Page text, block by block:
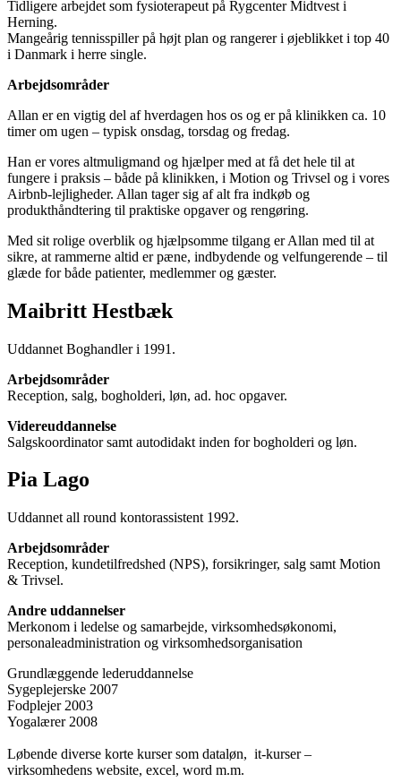
Tidligere arbejdet som fysioterapeut på Rygcenter Midtvest i
Herning.
Mangeårig tennisspiller på højt plan og rangerer i øjeblikket i top 40
i Danmark i herre single.
Arbejdsområder
Allan er en vigtig del af hverdagen hos os og er på klinikken ca. 10
timer om ugen – typisk onsdag, torsdag og fredag.
Han er vores altmuligmand og hjælper med at få det hele til at
fungere i praksis – både på klinikken, i Motion og Trivsel og i vores
Airbnb-lejligheder. Allan tager sig af alt fra indkøb og
produkthåndtering til praktiske opgaver og rengøring.
Med sit rolige overblik og hjælpsomme tilgang er Allan med til at
sikre, at rammerne altid er pæne, indbydende og velfungerende – til
glæde for både patienter, medlemmer og gæster.
Maibritt Hestbæk
Uddannet Boghandler i 1991.
Arbejdsområder
Reception, salg, bogholderi, løn, ad. hoc opgaver.
Videreuddannelse
Salgskoordinator samt autodidakt inden for bogholderi og løn.
Pia Lago
Uddannet all round kontorassistent 1992.
Arbejdsområder
Reception, kundetilfredshed (NPS), forsikringer, salg samt Motion
& Trivsel.
Andre uddannelser
Merkonom i ledelse og samarbejde, virksomhedsøkonomi,
personaleadministration og virksomhedsorganisation
Grundlæggende lederuddannelse
Sygeplejerske 2007
Fodplejer 2003
Yogalærer 2008
Løbende diverse korte kurser som dataløn, it-kurser –
virksomhedens website, excel, word m.m.